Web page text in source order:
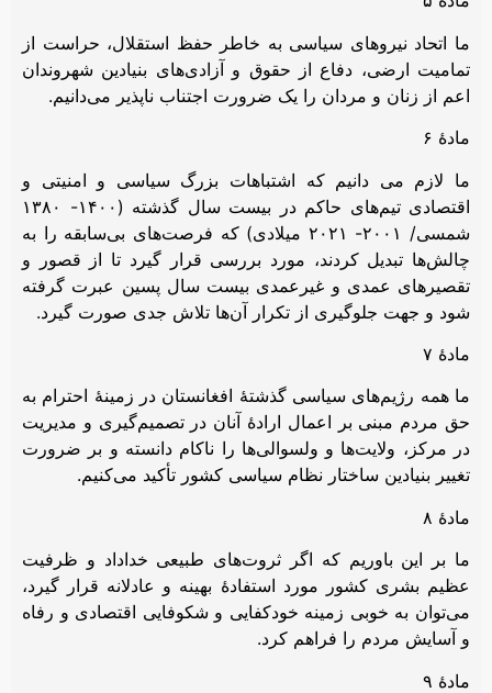
ما اتحاد نیروهای سیاسی به خاطر حفظ استقلال، حراست از
تمامیت ارضی، دفاع از حقوق و آزادی‌های بنیادین شهروندان
اعم از زنان و مردان را یک ضرورت اجتناب ناپذیر می‌دانیم.
مادۀ ۶
ما لازم می دانیم که اشتباهات بزرگ سیاسی و امنیتی و
اقتصادی تیم‌های حاکم در بیست سال گذشته (۱۴۰۰- ۱۳۸۰
شمسی/ ۲۰۰۱- ۲۰۲۱ میلادی) که فرصت‌های بی‌سابقه را به
چالش‌ها تبدیل کردند، مورد بررسی قرار گیرد تا از قصور و
تقصیرهای عمدی و غیرعمدی بیست سال پسین عبرت گرفته
شود و جهت جلوگیری از تکرار آن‌ها تلاش جدی صورت گیرد.
مادۀ ۷
ما همه رژیم‌های سیاسی گذشتۀ افغانستان در زمینۀ احترام به
حق مردم مبنی بر اعمال ارادۀ آنان در تصمیم‌گیری و مدیریت
در مرکز، ولایت‌ها و ولسوالی‌ها را ناکام دانسته و بر ضرورت
تغییر بنیادین ساختار نظام سیاسی کشور تأکید می‌کنیم.
مادۀ ۸
ما بر این باوریم که اگر ثروت‌های طبیعی خداداد و ظرفیت
عظیم بشری کشور مورد استفادۀ بهینه و عادلانه قرار گیرد،
می‌توان به خوبی زمینه خودکفایی و شکوفایی اقتصادی و رفاه
و آسایش مردم را فراهم کرد.
مادۀ ۹